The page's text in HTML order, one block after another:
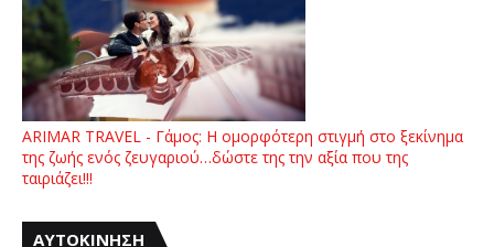
ARIMAR TRAVEL - Γάμος: Η ομορφότερη στιγμή στο ξεκίνημα
της ζωής ενός ζευγαριού…δώστε της την αξία που της
ταιριάζει!!!
ΑΥΤΟΚΙΝΗΣΗ